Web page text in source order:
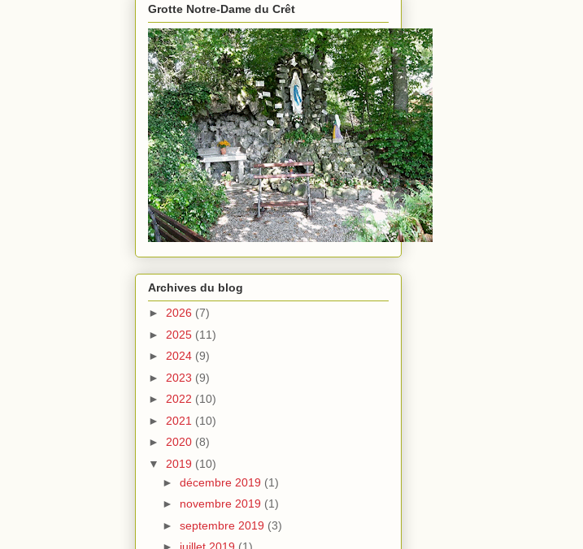
Grotte Notre-Dame du Crêt
Archives du blog
► 2026 (7)
► 2025 (11)
► 2024 (9)
► 2023 (9)
► 2022 (10)
► 2021 (10)
► 2020 (8)
▼ 2019 (10)
► décembre 2019 (1)
► novembre 2019 (1)
► septembre 2019 (3)